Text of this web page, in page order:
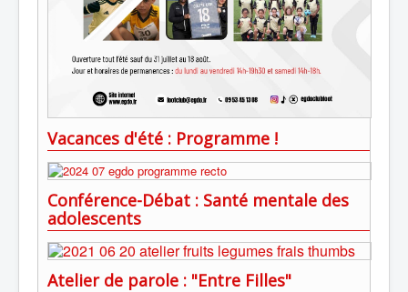
Vacances d'été : Programme !
Conférence-Débat : Santé mentale des
adolescents
Atelier de parole : "Entre Filles"